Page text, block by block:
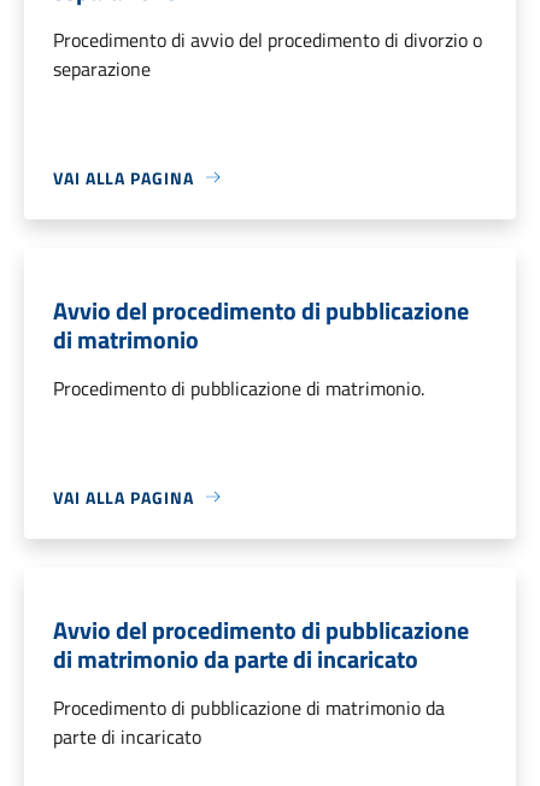
Procedimento di avvio del procedimento di divorzio o
separazione
VAI ALLA PAGINA
Avvio del procedimento di pubblicazione
di matrimonio
Procedimento di pubblicazione di matrimonio.
VAI ALLA PAGINA
Avvio del procedimento di pubblicazione
di matrimonio da parte di incaricato
Procedimento di pubblicazione di matrimonio da
parte di incaricato